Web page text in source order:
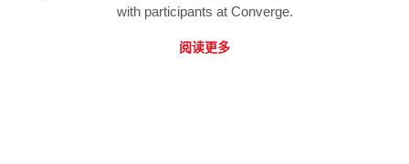
with participants at Converge.
阅读更多